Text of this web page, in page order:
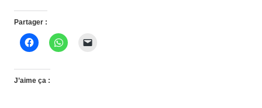
Partager :
J’aime ça :